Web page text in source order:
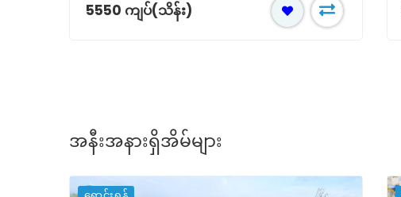
1870 ကျပ်(သိန်း)
အနီးအနားရှိအိမ်များ